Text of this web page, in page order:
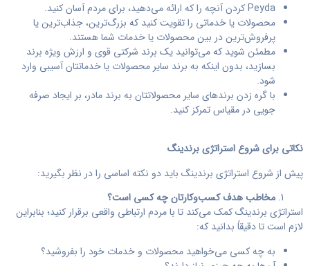
Peyda کردن آنچه را که ارائه می‌دهید، برای مردم آسان کنید.
محصولات یا خدماتی را تقویت کنید که بزرگ‌ترین، جذاب‌ترین یا
پرفروش‌ترین در بین محصولات یا خدمات شما هستند.
مطمئن شوید که می‌توانید یک برند شرکتی قوی و ارزش ویژه برند
بسازید، بدون اینکه به برند سایر محصولات یا خدماتتان آسیبی وارد
شود.
با گره زدن برندهای سایر محصولاتتان به برند مادر، بر ایجاد صرفه
جویی در مقیاس تمرکز کنید.
نکاتی برای شروع استراتژی برندینگ
پیش از شروع استراتژی برندینگ باید دو نکته اساسی را در نظر بگیرید:
مخاطب هدف کسب‌وکارتان چه کسی است؟
استراتژی برندینگ کمک می‌کند تا با مردم ارتباطی واقعی برقرار کنید؛ بنابراین
لازم است تا دقیقاً بدانید که:
به چه کسی می‌خواهید محصولات و خدمات خود را بفروشید؟